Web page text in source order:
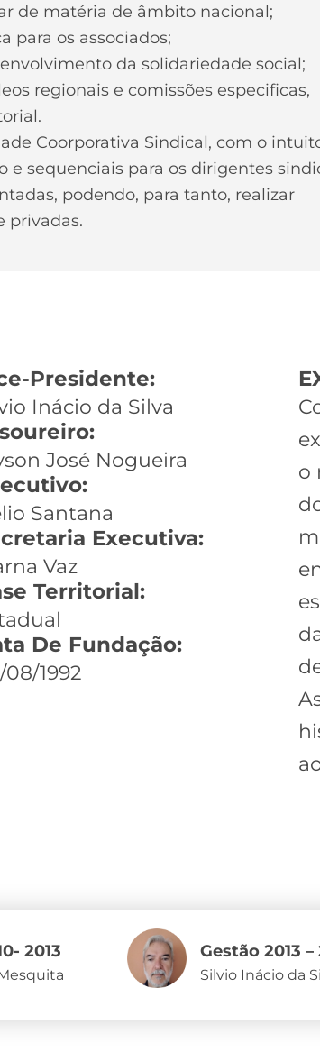
de matéria de âmbito nacional;
para os associados;
da solidariedade social;
regionais e comissões especificas,
Coorporativa Sindical, com o
sequenciais para os dirigentes
podendo, para tanto, realizar
privadas.
Presidente:
Inácio da Silva
José Nogueira
Santana
Executiva:
Vaz
Territorial:
De Fundação:
1992
o
2013 Gestão 2013 –
Silvio Inácio da